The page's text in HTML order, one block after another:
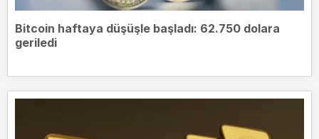
Bitcoin haftaya düşüşle başladı: 62.750 dolara
geriledi